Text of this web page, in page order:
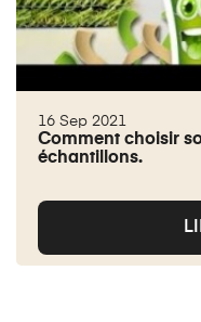
16 Sep 2021
Comment choisir
échantillons.